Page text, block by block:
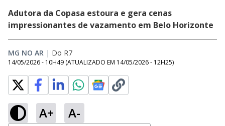
Adutora da Copasa estoura e gera cenas
impressionantes de vazamento em Belo Horizonte
MG NO AR | Do R7
14/05/2026 - 10H49 (ATUALIZADO EM 14/05/2026 - 12H25)
A+ A-
Loaded:
42.90%